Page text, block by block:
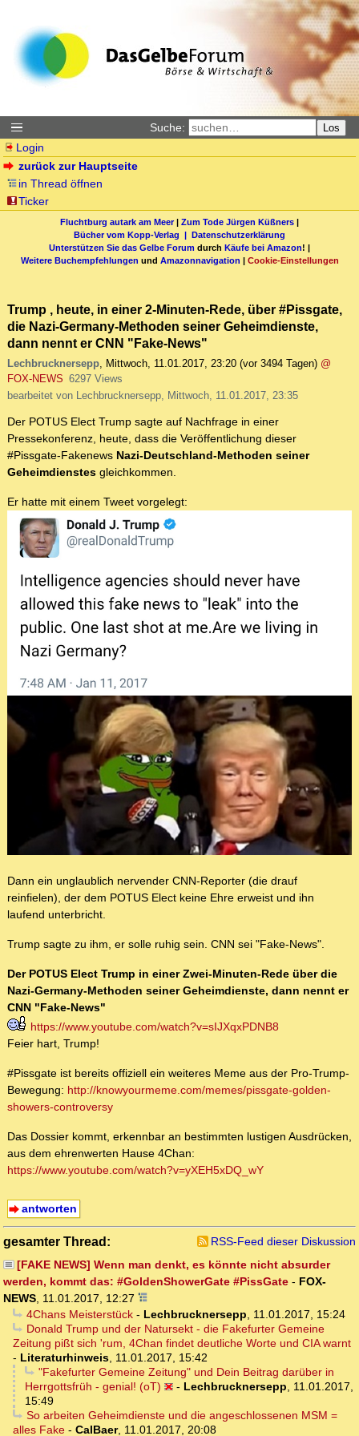
Suche: Los
Login
zurück zur Hauptseite
in Thread öffnen
Ticker
Fluchtburg autark am Meer| Zum Tode Jürgen Küßners |
Bücher vom Kopp-Verlag | Datenschutzerklärung
Unterstützen Sie das Gelbe Forum durch Käufe bei Amazon! |
Weitere Buchempfehlungen und Amazonnavigation | Cookie-Einstellungen
Trump , heute, in einer 2-Minuten-Rede, über #Pissgate,
die Nazi-Germany-Methoden seiner Geheimdienste,
dann nennt er CNN "Fake-News"
Lechbrucknersepp, Mittwoch, 11.01.2017, 23:20 (vor 3494 Tagen) @
FOX-NEWS 6297 Views
bearbeitet von Lechbrucknersepp, Mittwoch, 11.01.2017, 23:35
Der POTUS Elect Trump sagte auf Nachfrage in einer
Pressekonferenz, heute, dass die Veröffentlichung dieser
#Pissgate-Fakenews Nazi-Deutschland-Methoden seiner
Geheimdienstes gleichkommen.
Er hatte mit einem Tweet vorgelegt:
Dann ein unglaublich nervender CNN-Reporter (die drauf
reinfielen), der dem POTUS Elect keine Ehre erweist und ihn
laufend unterbricht.
Trump sagte zu ihm, er solle ruhig sein. CNN sei "Fake-News".
Der POTUS Elect Trump in einer Zwei-Minuten-Rede über die
Nazi-Germany-Methoden seiner Geheimdienste, dann nennt er
CNN "Fake-News"
https://www.youtube.com/watch?v=sIJXqxPDNB8
Feier hart, Trump!
#Pissgate ist bereits offiziell ein weiteres Meme aus der Pro-Trump-
Bewegung: http://knowyourmeme.com/memes/pissgate-golden-
showers-controversy
Das Dossier kommt, erkennbar an bestimmten lustigen Ausdrücken,
aus dem ehrenwerten Hause 4Chan:
https://www.youtube.com/watch?v=yXEH5xDQ_wY
antworten
gesamter Thread:
RSS-Feed dieser Diskussion
[FAKE NEWS] Wenn man denkt, es könnte nicht absurder
werden, kommt das: #GoldenShowerGate #PissGate - FOX-
NEWS, 11.01.2017, 12:27
4Chans Meisterstück- Lechbrucknersepp, 11.01.2017, 15:24
Donald Trump und der Natursekt - die Fakefurter Gemeine
Zeitung pißt sich 'rum, 4Chan findet deutliche Worte und CIA warnt
- Literaturhinweis, 11.01.2017, 15:42
"Fakefurter Gemeine Zeitung" und Dein Beitrag darüber in
Herrgottsfrüh - genial! (oT)
- Lechbrucknersepp, 11.01.2017,
15:49
So arbeiten Geheimdienste und die angeschlossenen MSM =
alles Fake - CalBaer, 11.01.2017, 20:08